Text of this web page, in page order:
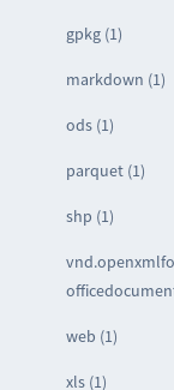
gpkg (1)
markdown (1)
ods (1)
parquet (1)
shp (1)
web (1)
xls (1)